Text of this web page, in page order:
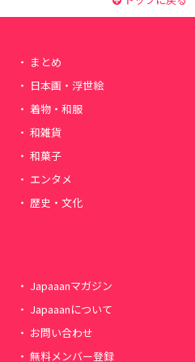
まとめ
日本画・浮世絵
着物・和服
和雑貨
和菓子
エンタメ
歴史・文化
Japaaanマガジン
Japaaanについて
お問い合わせ
無料メンバー登録